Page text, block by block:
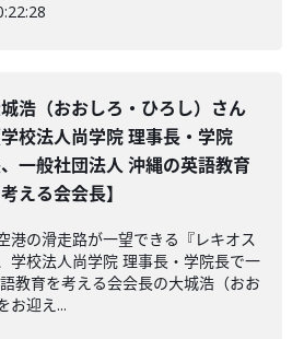
浩（おおしろ・ひろし）さん
学校法人尚学院 理事長・学院
一般社団法人 沖縄の英語教育
える会会長】
港の滑走路が一望できる『レキオス
学校法人尚学院 理事長・学院長で一
教育を考える会会長の大城浩（おお
お迎え...